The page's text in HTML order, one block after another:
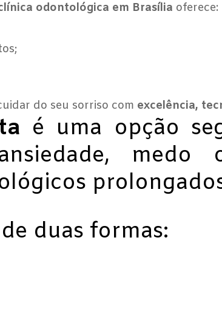
odontológica em Brasília oferece:
do seu sorriso com excelência,
é uma opção
medo
duas formas: